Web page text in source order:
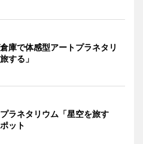
庫で体感型アートプラネタリ
する」
ラネタリウム「星空を旅す
ット